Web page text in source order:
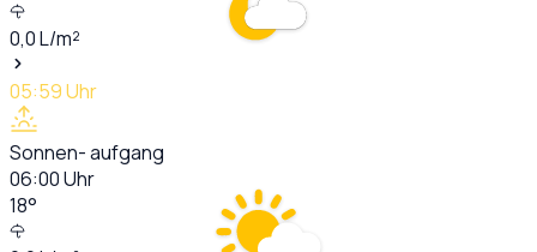
0,0L/m²
05:59Uhr
Sonnen- aufgang
06:00Uhr
18°